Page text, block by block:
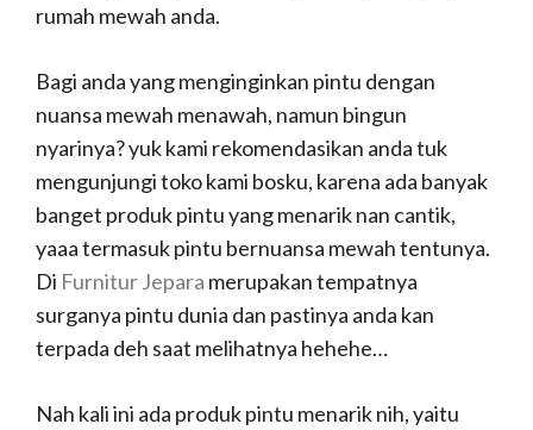
rumah mewah anda.
Bagi anda yang menginginkan pintu dengan
nuansa mewah menawah, namun bingun
nyarinya? yuk kami rekomendasikan anda tuk
mengunjungi toko kami bosku, karena ada banyak
banget produk pintu yang menarik nan cantik,
yaaa termasuk pintu bernuansa mewah tentunya.
Di Furnitur Jepara merupakan tempatnya
surganya pintu dunia dan pastinya anda kan
terpada deh saat melihatnya hehehe…
Nah kali ini ada produk pintu menarik nih, yaitu